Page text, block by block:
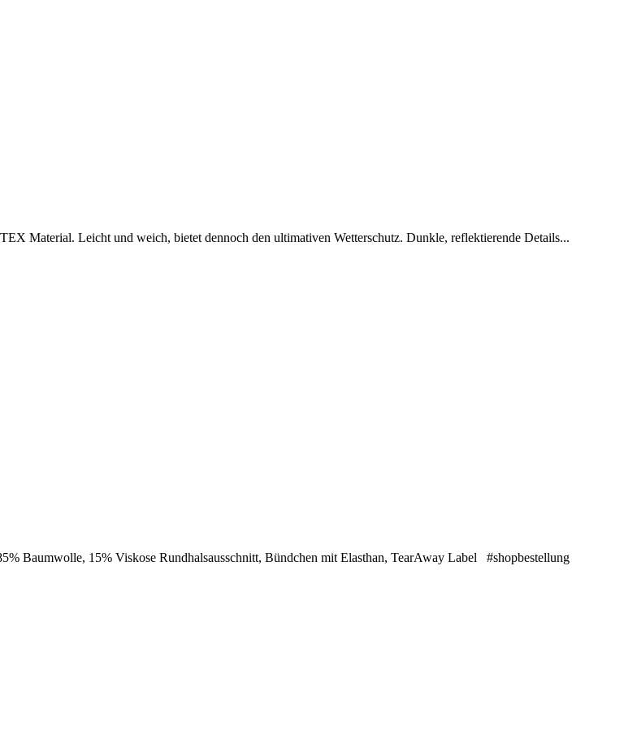
Material. Leicht und weich, bietet dennoch den ultimativen Wetterschutz. Dunkle, reflektierende Details...
Baumwolle, 15% Viskose Rundhalsausschnitt, Bündchen mit Elasthan, TearAway Label #shopbestellung